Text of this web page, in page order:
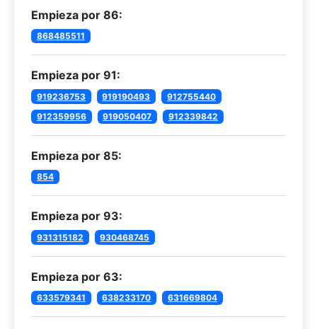
Empieza por 86:
868485511
Empieza por 91:
919236753 919190493
912755440
912359956
919050407 912339842
Empieza por 85:
854
Empieza por 93:
931315182 930468745
Empieza por 63:
633579341 638233170 631669804